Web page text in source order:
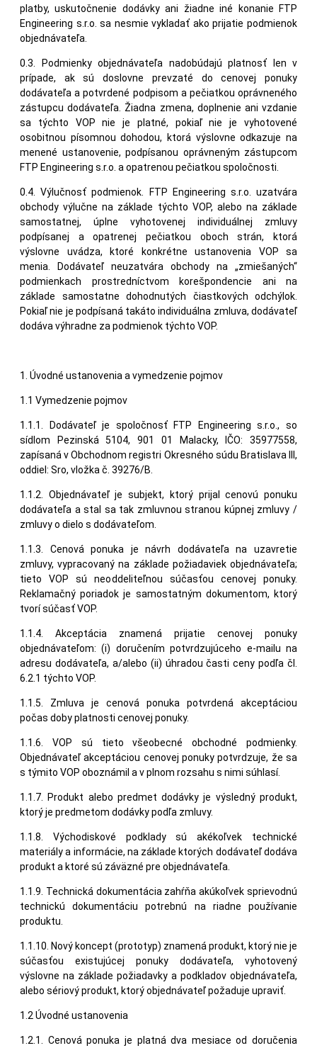
platby, uskutočnenie dodávky ani žiadne iné konanie FTP
Engineering s.r.o. sa nesmie vykladať ako prijatie podmienok
objednávateľa.
0.3. Podmienky objednávateľa nadobúdajú platnosť len v
prípade, ak sú doslovne prevzaté do cenovej ponuky
dodávateľa a potvrdené podpisom a pečiatkou oprávneného
zástupcu dodávateľa. Žiadna zmena, doplnenie ani vzdanie
sa týchto VOP nie je platné, pokiaľ nie je vyhotovené
osobitnou písomnou dohodou, ktorá výslovne odkazuje na
menené ustanovenie, podpísanou oprávneným zástupcom
FTP Engineering s.r.o. a opatrenou pečiatkou spoločnosti.
0.4. Výlučnosť podmienok. FTP Engineering s.r.o. uzatvára
obchody výlučne na základe týchto VOP, alebo na základe
samostatnej, úplne vyhotovenej individuálnej zmluvy
podpísanej a opatrenej pečiatkou oboch strán, ktorá
výslovne uvádza, ktoré konkrétne ustanovenia VOP sa
menia. Dodávateľ neuzatvára obchody na „zmiešaných“
podmienkach prostredníctvom korešpondencie ani na
základe samostatne dohodnutých čiastkových odchýlok.
Pokiaľ nie je podpísaná takáto individuálna zmluva, dodávateľ
dodáva výhradne za podmienok týchto VOP.
1. Úvodné ustanovenia a vymedzenie pojmov
1.1 Vymedzenie pojmov
1.1.1. Dodávateľ je spoločnosť FTP Engineering s.r.o., so
sídlom Pezinská 5104, 901 01 Malacky, IČO: 35977558,
zapísaná v Obchodnom registri Okresného súdu Bratislava III,
oddiel: Sro, vložka č. 39276/B.
1.1.2. Objednávateľ je subjekt, ktorý prijal cenovú ponuku
dodávateľa a stal sa tak zmluvnou stranou kúpnej zmluvy /
zmluvy o dielo s dodávateľom.
1.1.3. Cenová ponuka je návrh dodávateľa na uzavretie
zmluvy, vypracovaný na základe požiadaviek objednávateľa;
tieto VOP sú neoddeliteľnou súčasťou cenovej ponuky.
Reklamačný poriadok je samostatným dokumentom, ktorý
tvorí súčasť VOP.
1.1.4. Akceptácia znamená prijatie cenovej ponuky
objednávateľom: (i) doručením potvrdzujúceho e-mailu na
adresu dodávateľa, a/alebo (ii) úhradou časti ceny podľa čl.
6.2.1 týchto VOP.
1.1.5. Zmluva je cenová ponuka potvrdená akceptáciou
počas doby platnosti cenovej ponuky.
1.1.6. VOP sú tieto všeobecné obchodné podmienky.
Objednávateľ akceptáciou cenovej ponuky potvrdzuje, že sa
s týmito VOP oboznámil a v plnom rozsahu s nimi súhlasí.
1.1.7. Produkt alebo predmet dodávky je výsledný produkt,
ktorý je predmetom dodávky podľa zmluvy.
1.1.8. Východiskové podklady sú akékoľvek technické
materiály a informácie, na základe ktorých dodávateľ dodáva
produkt a ktoré sú záväzné pre objednávateľa.
1.1.9. Technická dokumentácia zahŕňa akúkoľvek sprievodnú
technickú dokumentáciu potrebnú na riadne používanie
produktu.
1.1.10. Nový koncept (prototyp) znamená produkt, ktorý nie je
súčasťou existujúcej ponuky dodávateľa, vyhotovený
výslovne na základe požiadavky a podkladov objednávateľa,
alebo sériový produkt, ktorý objednávateľ požaduje upraviť.
1.2 Úvodné ustanovenia
1.2.1. Cenová ponuka je platná dva mesiace od doručenia